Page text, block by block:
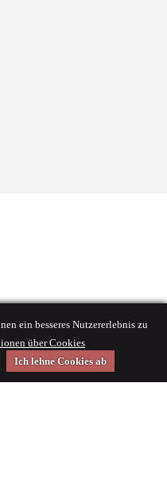
ein besseres Nutzererlebnis zu
über Cookies
Ich lehne Cookies ab